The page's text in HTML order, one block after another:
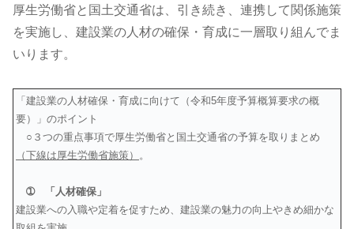
厚生労働省と国土交通省は、引き続き、連携して関係施策
を実施し、建設業の人材の確保・育成に一層取り組んでま
いります。
「建設業の人材確保・育成に向けて（令和5年度予算概算要求の概
要）」のポイント
○３つの重点事項で厚生労働省と国土交通省の予算を取りまとめ
（下線は厚生労働省施策） 。
➀ 「人材確保」
建設業への入職や定着を促すため、建設業の魅力の向上やきめ細かな